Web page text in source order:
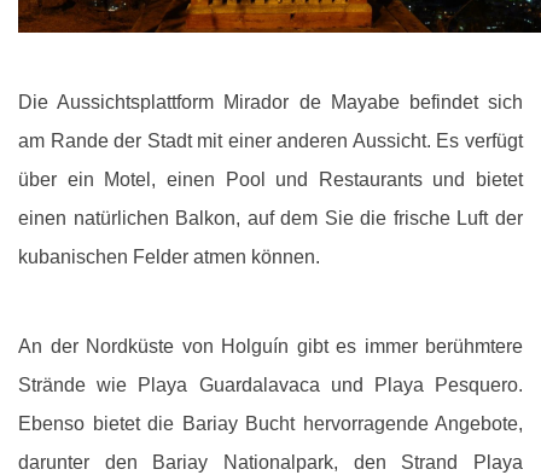
Die Aussichtsplattform Mirador de Mayabe befindet sich
am Rande der Stadt mit einer anderen Aussicht. Es verfügt
über ein Motel, einen Pool und Restaurants und bietet
einen natürlichen Balkon, auf dem Sie die frische Luft der
kubanischen Felder atmen können.
An der Nordküste von Holguín gibt es immer berühmtere
Strände wie Playa Guardalavaca und Playa Pesquero.
Ebenso bietet die Bariay Bucht hervorragende Angebote,
darunter den Bariay Nationalpark, den Strand Playa